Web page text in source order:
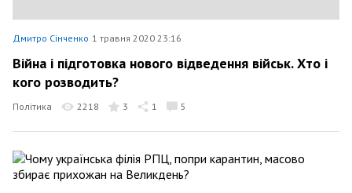
Дмитро Сінченко 1 травня 2020 23:16
Війна і підготовка нового відведення військ. Хто і
кого розводить?
Політика 2218 3 1 5